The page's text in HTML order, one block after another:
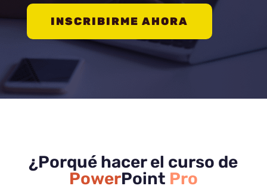
INSCRIBIRME AHORA
¿Porqué hacer el curso de
PowerPoint Pro